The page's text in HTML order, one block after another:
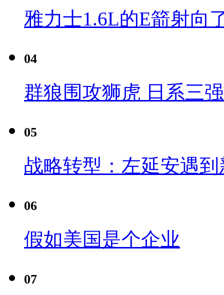
雅力士1.6L的E箭射向
04
群狼围攻狮虎 日系三
05
战略转型：左延安遇
06
假如美国是个企业
07